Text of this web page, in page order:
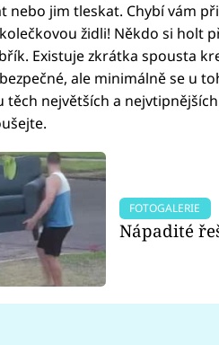
nebo jim tleskat. Chybí vám
židli! Někdo si holt
Existuje zkrátka spousta
ale minimálně se u
těch největších a
FOTOGALERIE
Nápadité